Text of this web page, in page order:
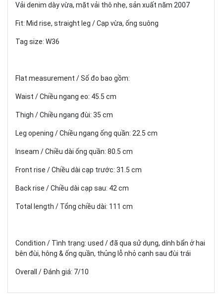
Vải denim dày vừa, mặt vải thô nhẹ, sản xuất năm 2007
Fit: Mid rise, straight leg / Cạp vừa, ống suông
Tag size: W36
Flat measurement / Số đo bao gồm:
Waist / Chiều ngang eo: 45.5 cm
Thigh / Chiều ngang đùi: 35 cm
Leg opening / Chiều ngang ống quần: 22.5 cm
Inseam / Chiều dài ống quần: 80.5 cm
Front rise / Chiều dài cạp trước: 31.5 cm
Back rise / Chiều dài cạp sau: 42 cm
Total length / Tổng chiều dài: 111 cm
Condition / Tình trạng: used / đã qua sử dụng, dính bẩn ở hai
bên đùi, hông & ống quần, thủng lỗ nhỏ cạnh sau đùi trái
Overall / Đánh giá: 7/10